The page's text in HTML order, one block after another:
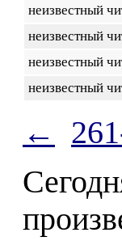
неизвестный
неизвестный
неизвестный
неизвестный
←